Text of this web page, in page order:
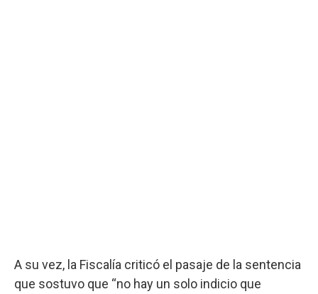
A su vez, la Fiscalía criticó el pasaje de la sentencia
que sostuvo que “no hay un solo indicio que